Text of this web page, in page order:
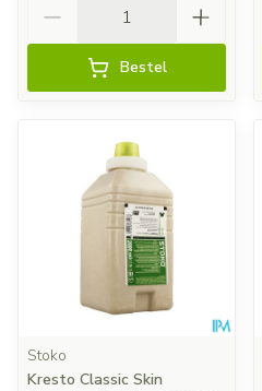
Bestel
Stoko
Kresto Classic Skin